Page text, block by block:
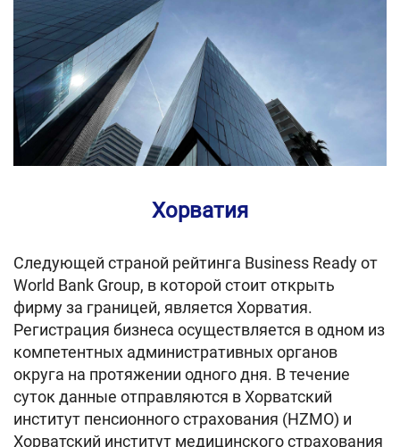
Хорватия
Следующей страной рейтинга Business Ready от
World Bank Group, в которой стоит открыть
фирму за границей, является Хорватия.
Регистрация бизнеса осуществляется в одном из
компетентных административных органов
округа на протяжении одного дня. В течение
суток данные отправляются в Хорватский
институт пенсионного страхования (HZMO) и
Хорватский институт медицинского страхования